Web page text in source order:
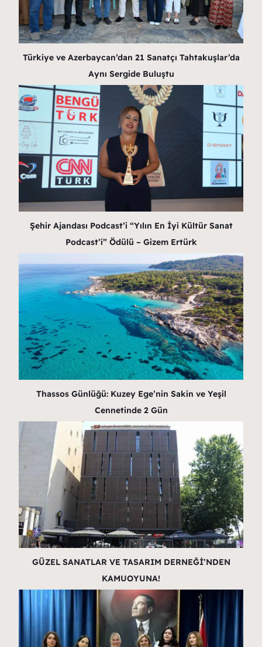
Türkiye ve Azerbaycan’dan 21 Sanatçı Tahtakuşlar’da
Aynı Sergide Buluştu
Şehir Ajandası Podcast’i “Yılın En İyi Kültür Sanat
Podcast’i” Ödülü – Gizem Ertürk
Thassos Günlüğü: Kuzey Ege’nin Sakin ve Yeşil
Cennetinde 2 Gün
GÜZEL SANATLAR VE TASARIM DERNEĞİ’NDEN
KAMUOYUNA!